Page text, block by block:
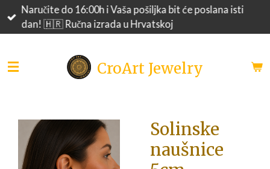
SkipNaručite do 16:00h i Vaša pošiljka bit će poslana isti
dan! 🇭🇷 Ručna izrada u Hrvatskoj
CroArt Jewelry
Solinske
naušnice